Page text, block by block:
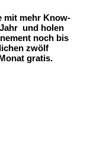
mit mehr Know-
und holen
noch bis
zwölf
gratis.